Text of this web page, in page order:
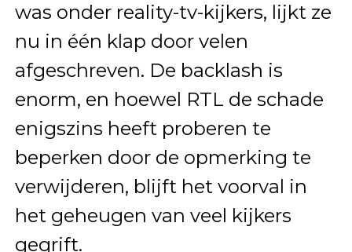
was onder reality-tv-kijkers, lijkt ze
nu in één klap door velen
afgeschreven. De backlash is
enorm, en hoewel RTL de schade
enigszins heeft proberen te
beperken door de opmerking te
verwijderen, blijft het voorval in
het geheugen van veel kijkers
gegrift.